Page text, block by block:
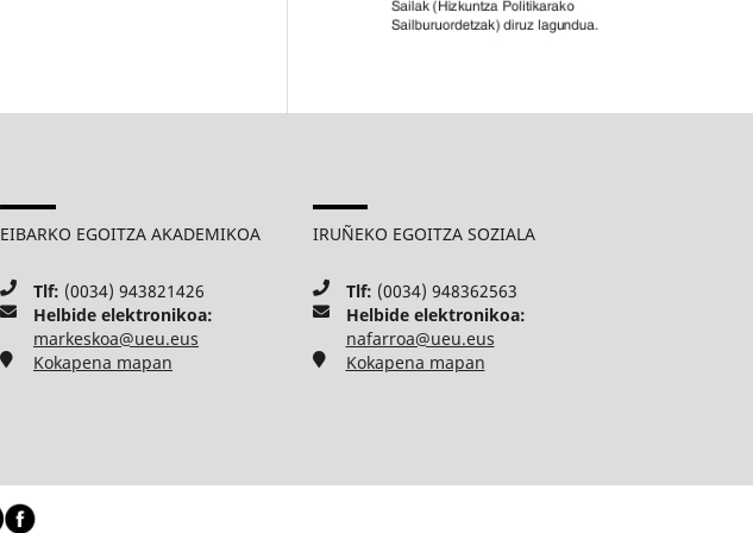
EIBARKO EGOITZA AKADEMIKOA
Tlf: (0034) 943821426
Helbide elektronikoa:
markeskoa@ueu.eus
Kokapena mapan
IRUÑEKO EGOITZA SOZIALA
Tlf: (0034) 948362563
Helbide elektronikoa:
nafarroa@ueu.eus
Kokapena mapan